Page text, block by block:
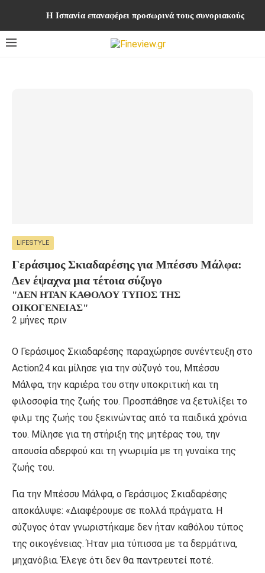
Η Ισπανία επαναφέρει προσωρινά τους συνοριακούς
LIFESTYLE
Γεράσιμος Σκιαδαρέσης για Μπέσσυ Μάλφα:
Δεν έψαχνα μια τέτοια σύζυγο
"ΔΕΝ ΉΤΑΝ ΚΑΘΌΛΟΥ ΤΎΠΟΣ ΤΗΣ
ΟΙΚΟΓΈΝΕΙΑΣ"
2 μήνες πριν
Ο Γεράσιμος Σκιαδαρέσης παραχώρησε συνέντευξη στο
Action24 και μίλησε για την σύζυγό του, Μπέσσυ
Μάλφα, την καριέρα του στην υποκριτική και τη
φιλοσοφία της ζωής του. Προσπάθησε να ξετυλίξει το
φιλμ της ζωής του ξεκινώντας από τα παιδικά χρόνια
του. Μίλησε για τη στήριξη της μητέρας του, την
απουσία αδερφού και τη γνωριμία με τη γυναίκα της
ζωής του.
Για την Μπέσσυ Μάλφα, ο Γεράσιμος Σκιαδαρέσης
αποκάλυψε: «Διαφέρουμε σε πολλά πράγματα. Η
σύζυγος όταν γνωριστήκαμε δεν ήταν καθόλου τύπος
της οικογένειας. Ήταν μια τύπισσα με τα δερμάτινα,
μηχανόβια. Έλεγε ότι δεν θα παντρευτεί ποτέ.